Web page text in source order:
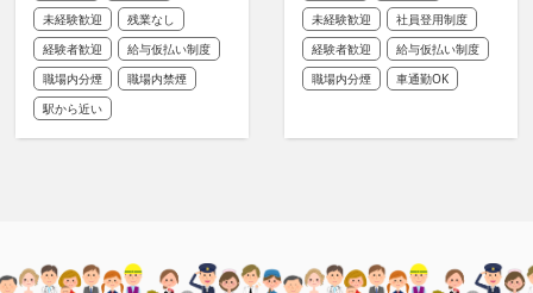
未経験歓迎
残業なし
経験者歓迎
給与仮払い制度
職場内分煙
職場内禁煙
駅から近い
未経験歓迎
社員登用制度
経験者歓迎
給与仮払い制度
職場内分煙
車通勤OK